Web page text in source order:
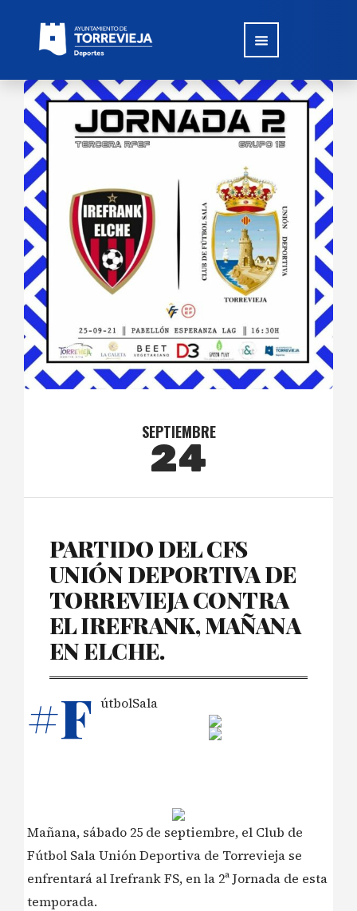
SEPTIEMBRE
24
PARTIDO DEL CFS
UNIÓN DEPORTIVA DE
TORREVIEJA CONTRA
EL IREFRANK, MAÑANA
EN ELCHE.
#F útbolSala
Mañana, sábado 25 de septiembre, el Club de
Fútbol Sala Unión Deportiva de Torrevieja se
enfrentará al Irefrank FS, en la 2ª Jornada de esta
temporada.